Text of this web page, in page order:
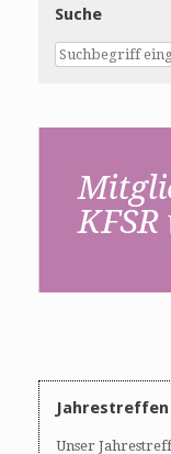
Suche
Jahrestreffen
Unser